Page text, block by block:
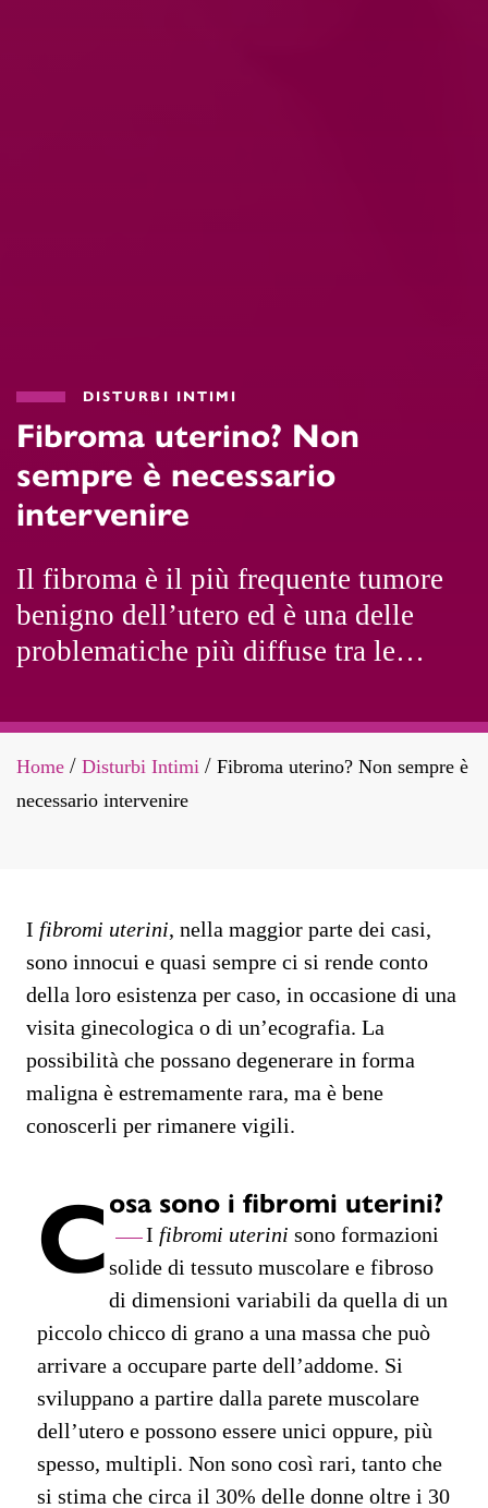
DISTURBI INTIMI
Fibroma uterino? Non
sempre è necessario
intervenire
Il fibroma è il più frequente tumore
benigno dell’utero ed è una delle
problematiche più diffuse tra le
Home / Disturbi Intimi / Fibroma uterino? Non sempre è
necessario intervenire
I fibromi uterini, nella maggior parte dei casi,
sono innocui e quasi sempre ci si rende conto
della loro esistenza per caso, in occasione di una
visita ginecologica o di un’ecografia. La
possibilità che possano degenerare in forma
maligna è estremamente rara, ma è bene
conoscerli per rimanere vigili.
Cosa sono i fibromi uterini?
I fibromi uterini sono formazioni
solide di tessuto muscolare e fibroso
di dimensioni variabili da quella di un
piccolo chicco di grano a una massa che può
arrivare a occupare parte dell’addome. Si
sviluppano a partire dalla parete muscolare
dell’utero e possono essere unici oppure, più
spesso, multipli. Non sono così rari, tanto che
si stima che circa il 30% delle donne oltre i 30